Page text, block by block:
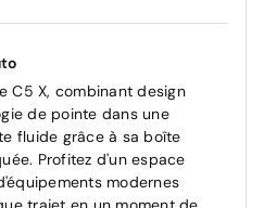
C5 X, combinant design
de pointe dans une
fluide grâce à sa boîte
Profitez d'un espace
modernes